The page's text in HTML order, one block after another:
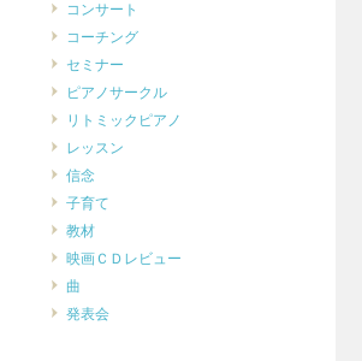
コンサート
コーチング
セミナー
ピアノサークル
リトミックピアノ
レッスン
信念
子育て
教材
映画ＣＤレビュー
曲
発表会